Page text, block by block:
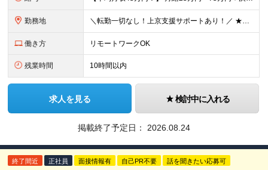
勤務地 ＼転勤一切なし！上京支援サポートあり！／ ★リモートワークも可！／希望を考慮★ 全国、⼀都三県、関東、中部、関⻄、中国、九州など多数 【本社】東京都新宿区新宿1-19-10 サンモールクレスト5F
働き方 リモートワークOK
残業時間 10時間以内
求人を見る 検討中に入れる
掲載終了予定日： 2026.08.24
終了間近 正社員 面接情報有 自己PR不要 話を聞きたい応募可